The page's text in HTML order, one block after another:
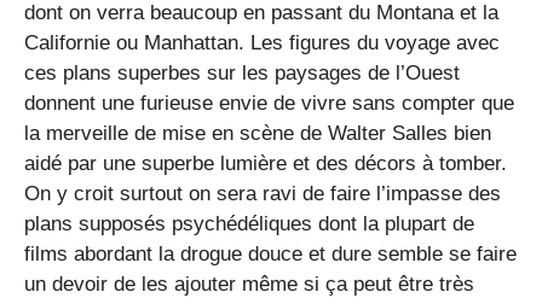
dont on verra beaucoup en passant du Montana et la
Californie ou Manhattan. Les figures du voyage avec
ces plans superbes sur les paysages de l’Ouest
donnent une furieuse envie de vivre sans compter que
la merveille de mise en scène de Walter Salles bien
aidé par une superbe lumière et des décors à tomber.
On y croit surtout on sera ravi de faire l’impasse des
plans supposés psychédéliques dont la plupart de
films abordant la drogue douce et dure semble se faire
un devoir de les ajouter même si ça peut être très